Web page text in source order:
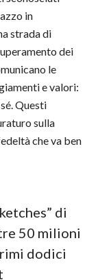
in
strada di
dei
le
e valori:
Questi
sulla
che va ben
di
50 milioni
dodici